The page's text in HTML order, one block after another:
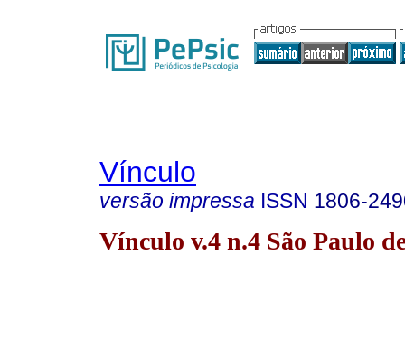
Vínculo
versão impressa ISSN 1806-
Vínculo v.4 n.4 São Paulo